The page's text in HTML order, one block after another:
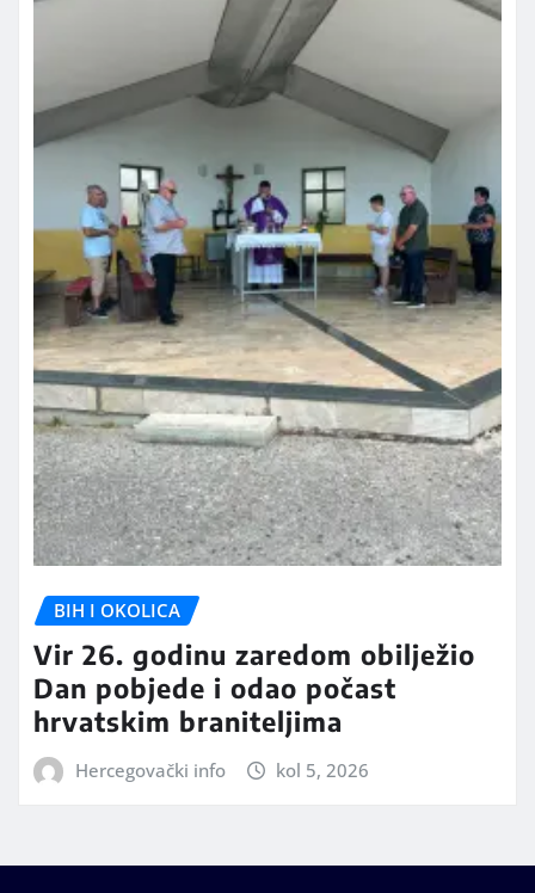
BIH I OKOLICA
Vir 26. godinu zaredom obilježio
Dan pobjede i odao počast
hrvatskim braniteljima
Hercegovački info kol 5, 2026